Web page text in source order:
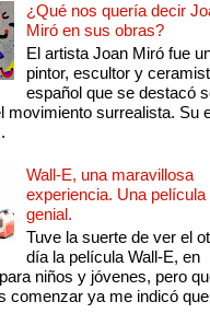
¿Qué nos quería decir
Miró en sus obras?
El artista Joan Miró fue
pintor, escultor y
español que se destacó
movimiento surrealista. Su
Wall-E, una maravillosa
experiencia. Una película
genial.
Tuve la suerte de ver el
día la película Wall-E, en
niños y jóvenes, pero
comenzar ya me indicó